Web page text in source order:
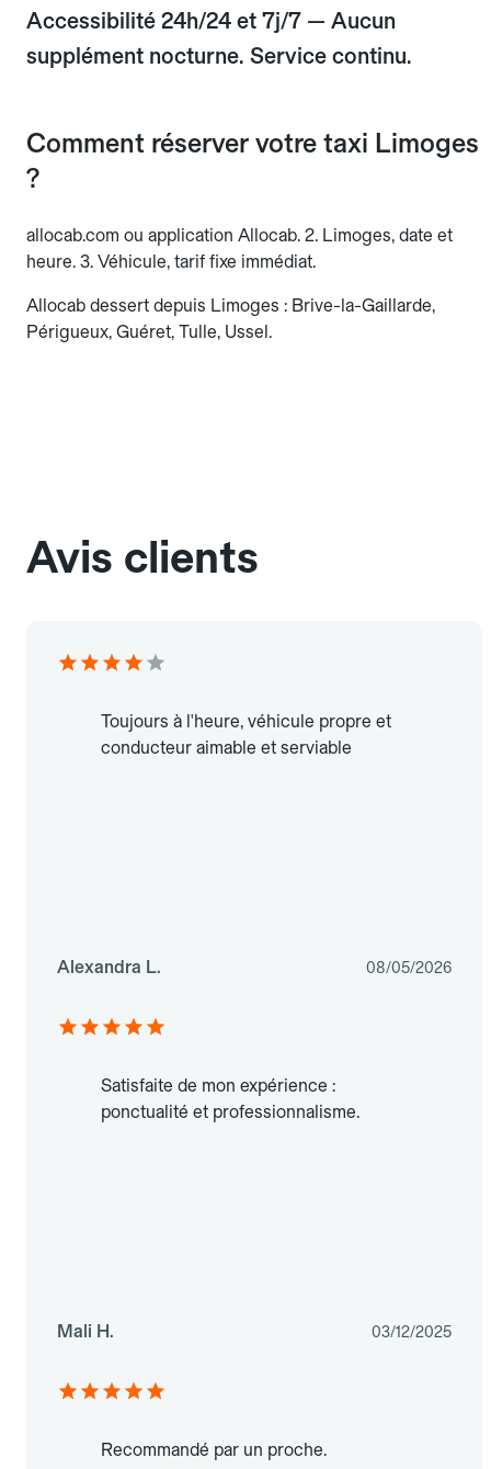
Accessibilité 24h/24 et 7j/7 — Aucun
supplément nocturne. Service continu.
Comment réserver votre taxi Limoges
?
allocab.com ou application Allocab. 2. Limoges, date et
heure. 3. Véhicule, tarif fixe immédiat.
Allocab dessert depuis Limoges : Brive-la-Gaillarde,
Périgueux, Guéret, Tulle, Ussel.
Avis clients
Toujours à l'heure, véhicule propre et
conducteur aimable et serviable
Alexandra L. 08/05/2026
Satisfaite de mon expérience :
ponctualité et professionnalisme.
Mali H. 03/12/2025
Recommandé par un proche.